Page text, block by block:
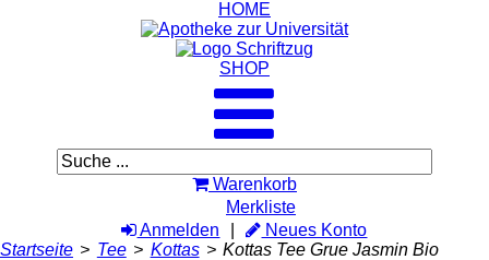
HOME
SHOP
Warenkorb
Merkliste
Anmelden
Neues Konto
Startseite > Tee > Kottas > Kottas Tee Grue Jasmin Bio